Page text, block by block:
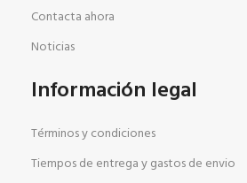
Contacta ahora
Noticias
Información legal
Términos y condiciones
Tiempos de entrega y gastos de envio